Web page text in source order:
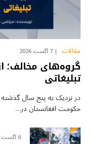
مقالات 7 آگست 2026
گروه‌های مخالف؛
تبلیغاتی
در نزدیک به پنج سال
حکومت افغانستان در…
6 آگست 2026